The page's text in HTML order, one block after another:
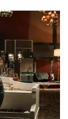
ஜோதிட
யார் யார்,